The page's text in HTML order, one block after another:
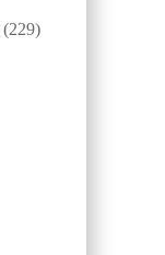
(229)